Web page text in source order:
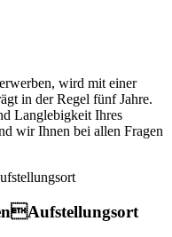
wird mit einer
in der Regel fünf Jahre.
Langlebigkeit Ihres
wir Ihnen bei allen Fragen